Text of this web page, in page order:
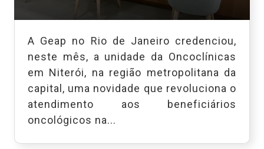
A Geap no Rio de Janeiro credenciou,
neste mês, a unidade da Oncoclínicas
em Niterói, na região metropolitana da
capital, uma novidade que revoluciona o
atendimento aos beneficiários
oncológicos na...